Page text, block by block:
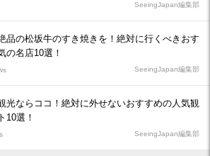
SeeingJapan編集部
品の松坂牛のすき焼きを！絶対に行くべきおす
の名店10選！
SeeingJapan編集部
光ならココ！絶対に外せないおすすめの人気観
10選！
SeeingJapan編集部